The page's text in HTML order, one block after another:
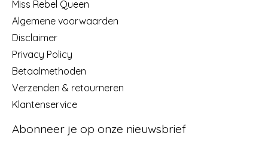
Miss Rebel Queen
Algemene voorwaarden
Disclaimer
Privacy Policy
Betaalmethoden
Verzenden & retourneren
Klantenservice
Abonneer je op onze nieuwsbrief